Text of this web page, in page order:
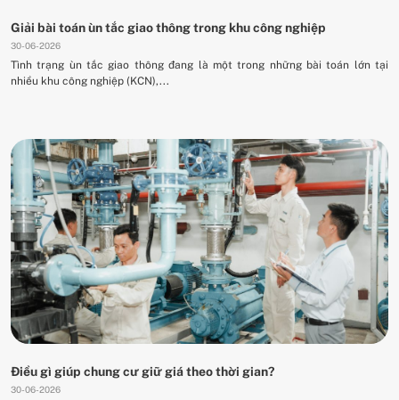
Giải bài toán ùn tắc giao thông trong khu công nghiệp
30-06-2026
Tình trạng ùn tắc giao thông đang là một trong những bài toán lớn tại
nhiều khu công nghiệp (KCN),...
Điều gì giúp chung cư giữ giá theo thời gian?
30-06-2026